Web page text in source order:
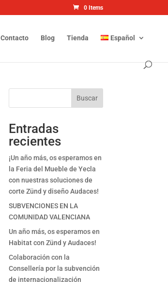
0 Items
Contacto Blog Tienda Español
Buscar
Entradas
recientes
¡Un año más, os esperamos en
la Feria del Mueble de Yecla
con nuestras soluciones de
corte Zünd y diseño Audaces!
SUBVENCIONES EN LA
COMUNIDAD VALENCIANA
Un año más, os esperamos en
Habitat con Zünd y Audaces!
Colaboración con la
Consellería por la subvención
de internacionalización